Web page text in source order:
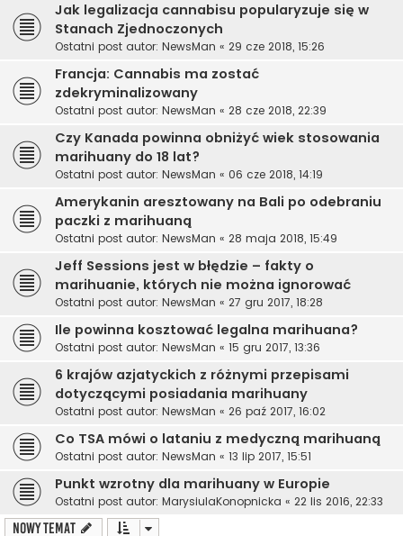
Jak legalizacja cannabisu popularyzuje się w
Stanach Zjednoczonych
Ostatni post autor: NewsMan « 29 cze 2018, 15:26
Francja: Cannabis ma zostać
zdekryminalizowany
Ostatni post autor: NewsMan « 28 cze 2018, 22:39
Czy Kanada powinna obniżyć wiek stosowania
marihuany do 18 lat?
Ostatni post autor: NewsMan « 06 cze 2018, 14:19
Amerykanin aresztowany na Bali po odebraniu
paczki z marihuaną
Ostatni post autor: NewsMan « 28 maja 2018, 15:49
Jeff Sessions jest w błędzie – fakty o
marihuanie, których nie można ignorować
Ostatni post autor: NewsMan « 27 gru 2017, 18:28
Ile powinna kosztować legalna marihuana?
Ostatni post autor: NewsMan « 15 gru 2017, 13:36
6 krajów azjatyckich z różnymi przepisami
dotyczącymi posiadania marihuany
Ostatni post autor: NewsMan « 26 paź 2017, 16:02
Co TSA mówi o lataniu z medyczną marihuaną
Ostatni post autor: NewsMan « 13 lip 2017, 15:51
Punkt wzrotny dla marihuany w Europie
Ostatni post autor: MarysiulaKonopnicka « 22 lis 2016, 22:33
NOWY TEMAT